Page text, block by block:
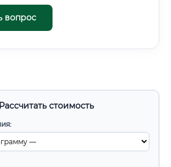
стоимость
вопрос